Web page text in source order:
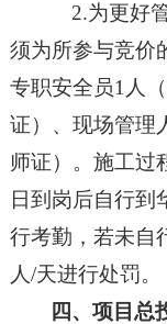
2.为更好
须为所参与竞价
专职安全员1人
证）、现场管理
师证）。施工过
日到岗后自行到
行考勤，若未自
人/天进行处罚。
四、项目总